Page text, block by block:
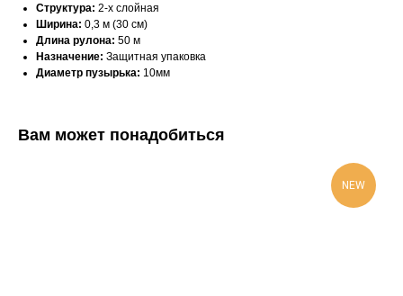
Структура: 2-х слойная
Ширина: 0,3 м (30 см)
Длина рулона: 50 м
Назначение: Защитная упаковка
Диаметр пузырька: 10мм
Вам может понадобиться
NEW